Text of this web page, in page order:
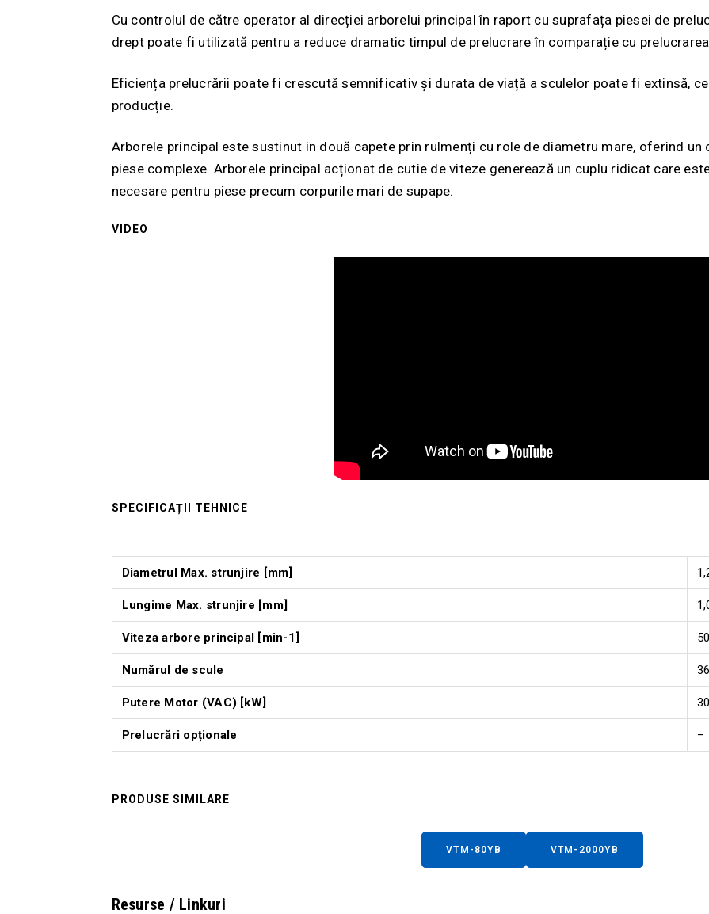
Cu controlul de către operator al direcției arborelui principal în raport cu suprafața piesei de
drept poate fi utilizată pentru a reduce dramatic timpul de prelucrare în comparație cu
Eficiența prelucrării poate fi crescută semnificativ și durata de viață a sculelor poate fi extinsă,
producție.
Arborele principal este sustinut in două capete prin rulmenți cu role de diametru mare, oferind
piese complexe. Arborele principal acționat de cutie de viteze generează un cuplu ridicat care
necesare pentru piese precum corpurile mari de supape.
VIDEO
SPECIFICAȚII TEHNICE
Diametrul Max. strunjire [mm]
Lungime Max. strunjire [mm]
Viteza arbore principal [min-1]
Numărul de scule
Putere Motor (VAC) [kW]
Prelucrări opționale –
PRODUSE SIMILARE
VTM-80YB VTM-2000YB
Resurse / Linkuri